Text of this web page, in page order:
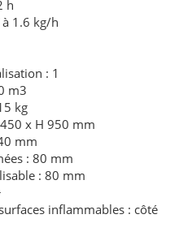
h
1.6 kg/h
: 1
m3
kg
x H 950 mm
mm
: 80 mm
: 80 mm
inflammables : côté